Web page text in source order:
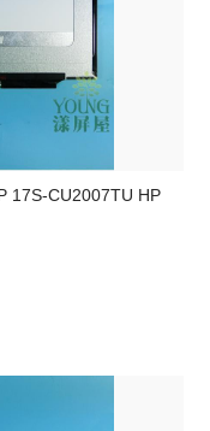
17S-CU2007TU HP